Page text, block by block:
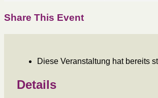
Share This Event
Diese Veranstaltung hat bereits
Details